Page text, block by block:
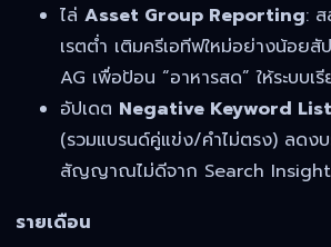
ไล่ Asset Group Reporting:
เรตต่ำ เติมครีเอทีฟใหม่อย่างน้อย
AG เพื่อป้อน “อาหารสด” ให้ระบบเ
อัปเดต Negative Keyword
(รวมแบรนด์คู่แข่ง/คำไม่ตรง) ลดง
สัญญาณไม่ดีจาก Search
รายเดือน